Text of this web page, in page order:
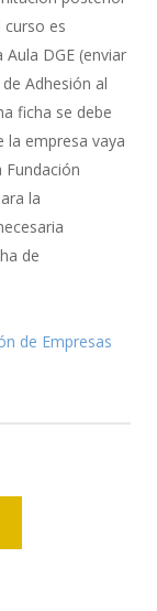
curso es
DGE (enviar
Adhesión al
ficha se debe
la empresa vaya
la
de
de Empresas